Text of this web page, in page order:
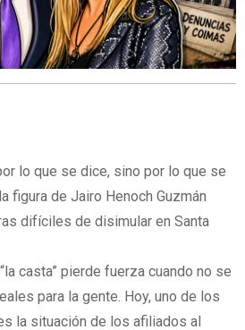
lo que se dice, sino por lo que se
figura de Jairo Henoch Guzmán
difíciles de disimular en Santa
casta” pierde fuerza cuando no se
para la gente. Hoy, uno de los
la situación de los afiliados al